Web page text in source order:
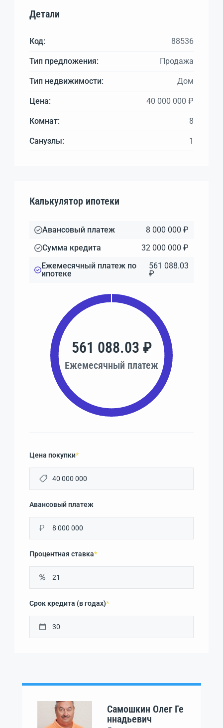
Детали
Код: 88536
Тип предложения: Продажа
Тип недвижимости: Дом
Цена: 40 000 000 ₽
Комнат: 8
Санузлы: 1
Калькулятор ипотеки
Авансовый платеж
8 000 000 ₽
Сумма кредита
32 000 000 ₽
Ежемесячный платеж по
ипотеке
561 088.03
₽
561 088.03 ₽
Ежемесячный платеж
Цена покупки*
Авансовый платеж
₽
Процентная ставка*
Срок кредита (в годах)*
Самошкин Олег Ге
ннадьевич